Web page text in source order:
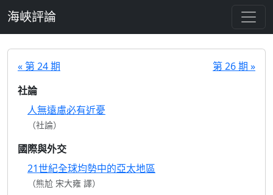
海峽評論
« 第 24 期
第 26 期 »
社論
人無遠慮必有近憂
（社論）
國際與外交
21世紀全球均勢中的亞太地區
（熊尬 宋大雍 譯）